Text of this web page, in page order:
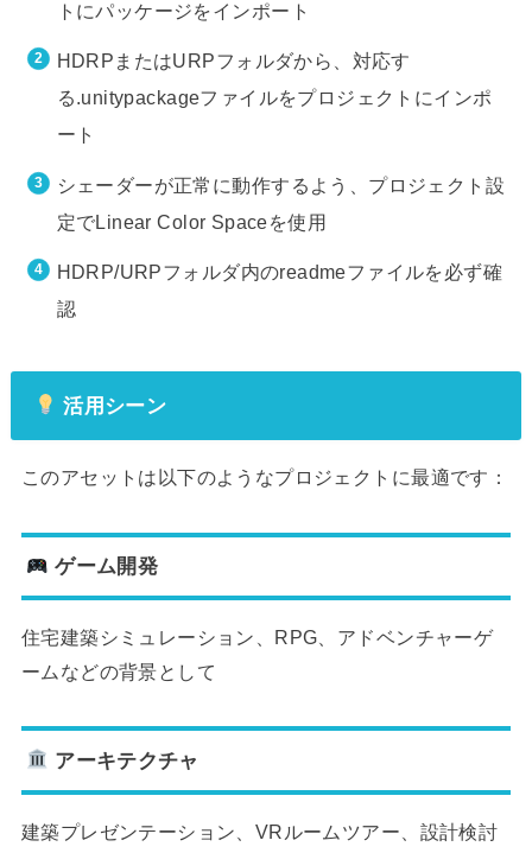
トにパッケージをインポート
HDRPまたはURPフォルダから、対応す
る.unitypackageファイルをプロジェクトにインポ
ート
シェーダーが正常に動作するよう、プロジェクト設
定でLinear Color Spaceを使用
HDRP/URPフォルダ内のreadmeファイルを必ず確
認
活用シーン
このアセットは以下のようなプロジェクトに最適です：
ゲーム開発
住宅建築シミュレーション、RPG、アドベンチャーゲ
ームなどの背景として
アーキテクチャ
建築プレゼンテーション、VRルームツアー、設計検討